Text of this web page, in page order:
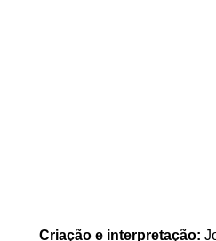
Criação e interpretação: